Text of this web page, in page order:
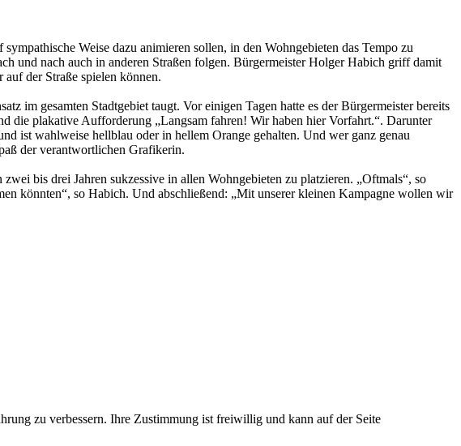
Weise dazu animieren sollen, in den Wohngebieten das Tempo zu
und nach auch in anderen Straßen folgen. Bürgermeister Holger Habich griff damit
der Straße spielen können.
im gesamten Stadtgebiet taugt. Vor einigen Tagen hatte es der Bürgermeister bereits
die plakative Aufforderung „Langsam fahren! Wir haben hier Vorfahrt.“. Darunter
ist wahlweise hellblau oder in hellem Orange gehalten. Und wer ganz genau
der verantwortlichen Grafikerin.
bis drei Jahren sukzessive in allen Wohngebieten zu platzieren. „Oftmals“, so
könnten“, so Habich. Und abschließend: „Mit unserer kleinen Kampagne wollen wir
zu verbessern. Ihre Zustimmung ist freiwillig und kann auf der Seite